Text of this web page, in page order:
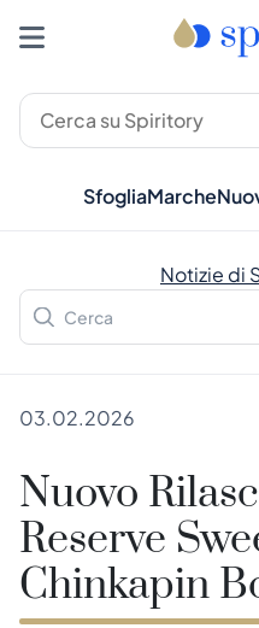
SfogliaMarche
Notizie di
03.02.2026
Nuovo
Reserve
Chinkapin